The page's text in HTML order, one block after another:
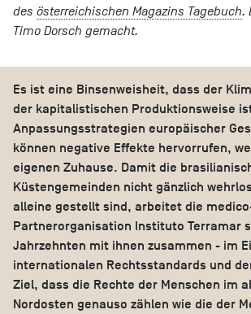
des österreichischen Magazins Tagebuch.
Timo Dorsch gemacht.
Es ist eine Binsenweisheit, dass der
der kapitalistischen Produktionsweise
Anpassungsstrategien europäischer
können negative Effekte hervorrufen,
eigenen Zuhause. Damit die
Küstengemeinden nicht gänzlich
alleine gestellt sind, arbeitet die
Partnerorganisation Instituto Terramar
Jahrzehnten mit ihnen zusammen - im
internationalen Rechtsstandards und
Ziel, dass die Rechte der Menschen im
Nordosten genauso zählen wie die der